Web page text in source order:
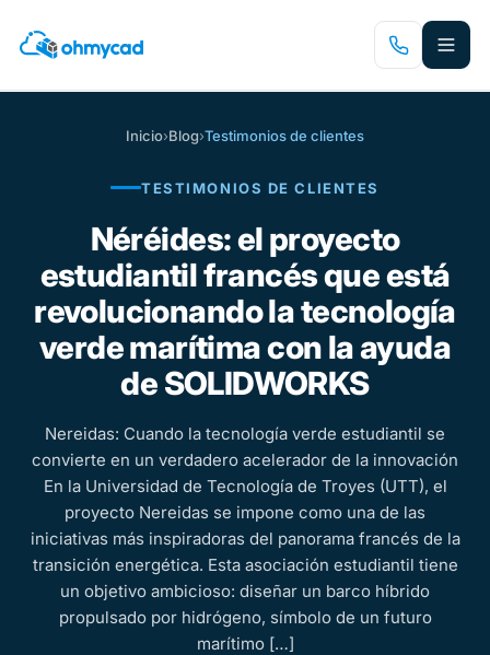
al
Inicio›Blog›Testimonios de clientes
TESTIMONIOS DE CLIENTES
Néréides: el proyecto
estudiantil francés que está
revolucionando la tecnología
verde marítima con la ayuda
de SOLIDWORKS
Nereidas: Cuando la tecnología verde estudiantil se
convierte en un verdadero acelerador de la innovación
En la Universidad de Tecnología de Troyes (UTT), el
proyecto Nereidas se impone como una de las
iniciativas más inspiradoras del panorama francés de la
transición energética. Esta asociación estudiantil tiene
un objetivo ambicioso: diseñar un barco híbrido
propulsado por hidrógeno, símbolo de un futuro
marítimo […]